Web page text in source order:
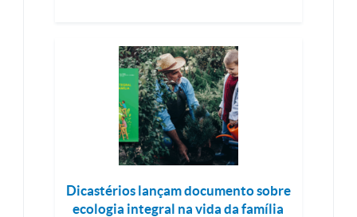
Dicastérios lançam documento sobre
ecologia integral na vida da família